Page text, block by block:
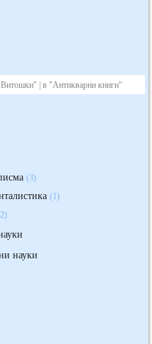
| в "Антикварни книги"
(3)
(1)
науки